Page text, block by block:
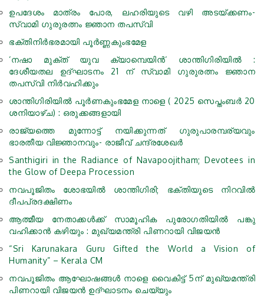
ഉപദേശം മാത്രം പോര, ലഹരിയുടെ വഴി അടയ്ക്കണം-
സ്വാമി ഗുരുരത്നം ജ്ഞാന തപസ്വി
ഭക്തിനിര്‍ഭരമായി പൂർണ്ണകുംഭമേള
‘നഷാ മുക്ത് യുവ ക്യാമ്പെയിന്‍‘ ശാന്തിഗിരിയില്‍ :
ദേശീയതല ഉദ്ഘാടനം 21 ന് സ്വാമി ഗുരുരത്നം ജ്ഞാന
തപസ്വി നിര്‍വഹിക്കും
ശാന്തിഗിരിയിൽ പൂർണകുംഭമേള നാളെ ( 2025 സെപ്തംബര്‍ 20
ശനിയാഴ്ച) : ഒരുക്കങ്ങളായി
രാജ്യത്തെ മുന്നോട്ട് നയിക്കുന്നത് ഗുരുപാരമ്പര്യവും
ഭാരതീയ വിജ്ഞാനവും- രാജീവ് ചന്ദ്രശേഖര്‍
Santhigiri in the Radiance of Navapoojitham; Devotees in
the Glow of Deepa Procession
നവപൂജിതം ശോഭയില്‍ ശാന്തിഗിരി; ഭക്തിയുടെ നിറവില്‍
ദീപപ്രദക്ഷിണം
ആത്മീയ നേതാക്കള്‍ക്ക് സാമൂഹിക പുരോഗതിയില്‍ പങ്കു
വഹിക്കാന്‍ കഴിയും : മുഖ്യമന്ത്രി പിണറായി വിജയന്‍
“Sri Karunakara Guru Gifted the World a Vision of
Humanity” – Kerala CM
നവപൂജിതം ആഘോഷങ്ങള്‍ നാളെ വൈകിട്ട് 5ന് മുഖ്യമന്ത്രി
പിണറായി വിജയന്‍ ഉദ്ഘാടനം ചെയ്യും